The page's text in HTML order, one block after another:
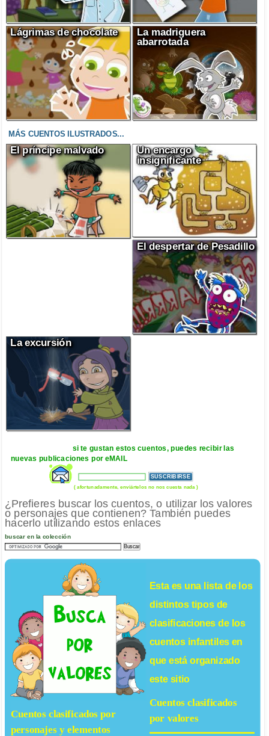
Lágrimas de chocolate
La madriguera
abarrotada
MÁS CUENTOS ILUSTRADOS...
El príncipe malvado
Un encargo
insignificante
El despertar de Pesadillo
La excursión
si te gustan estos cuentos, puedes recibir las
nuevas publicaciones por eMAIL
( afortunadamente, enviártelos no nos cuesta nada )
¿Prefieres buscar los cuentos, o utilizar los valores
o personajes que contienen? También puedes
hacerlo utilizando estos enlaces
buscar en la colección
Esta es una lista de los
distintos tipos de
clasificaciones de los
cuentos infantilesen
que está organizado
este sitio
Cuentos clasificados
por valores
Cuentos clasificados por
personajes y elementos